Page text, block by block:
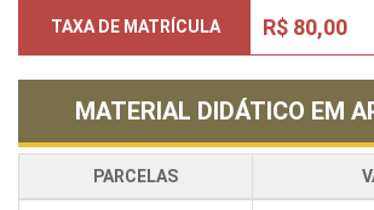
TAXA DE MATRÍCULA R$ 80,00
MATERIAL DIDÁTICO EM
PARCELAS